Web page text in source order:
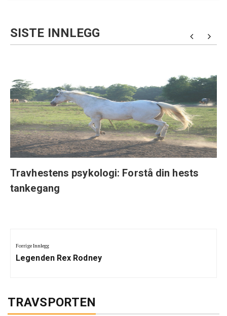
SISTE INNLEGG
Travhestens psykologi: Forstå din hests
tankegang
Forrige Innlegg
Previous
Legenden Rex Rodney
TRAVSPORTEN